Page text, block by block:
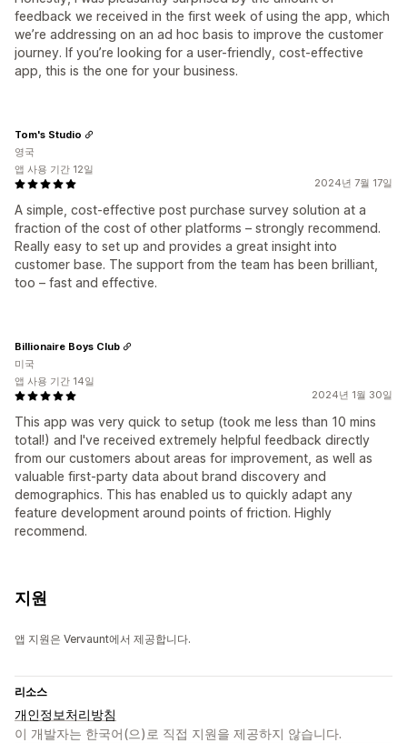
feedback we received in the first week of using the app, which
we’re addressing on an ad hoc basis to improve the customer
journey. If you’re looking for a user-friendly, cost-effective
app, this is the one for your business.
2024년 7월 17일
A simple, cost-effective post purchase survey solution at a
fraction of the cost of other platforms – strongly recommend.
Really easy to set up and provides a great insight into
customer base. The support from the team has been brilliant,
too – fast and effective.
Tom's Studio
영국
앱 사용 기간 12일
2024년 1월 30일
This app was very quick to setup (took me less than 10 mins
total!) and I've received extremely helpful feedback directly
from our customers about areas for improvement, as well as
valuable first-party data about brand discovery and
demographics. This has enabled us to quickly adapt any
feature development around points of friction. Highly
recommend.
Billionaire Boys Club
미국
앱 사용 기간 14일
지원
앱 지원은 Vervaunt에서 제공합니다.
리소스
개인정보처리방침
이 개발자는 한국어(으)로 직접 지원을 제공하지 않습니다.